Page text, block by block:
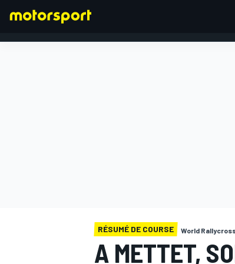
RÉSUMÉ DE COURSE World
A METTET,